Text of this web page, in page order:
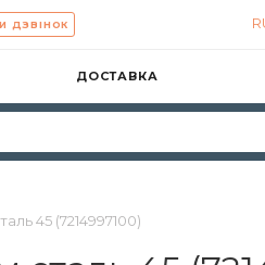
ДЗВІНОК
ДОСТАВКА
45 (7214997100)